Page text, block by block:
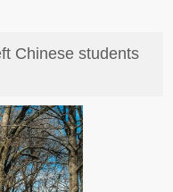
Chinese students